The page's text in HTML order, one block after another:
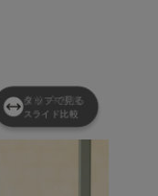
産前 ↔産後
タップで見る
スライド比較
M